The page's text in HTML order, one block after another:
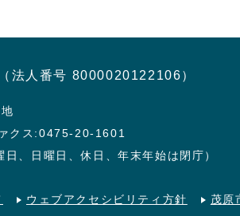
（法人番号 8000020122106）
クス:0475-20-1601
、日曜日、休日、年末年始は閉庁）
ウェブアクセシビリティ方針 茂原